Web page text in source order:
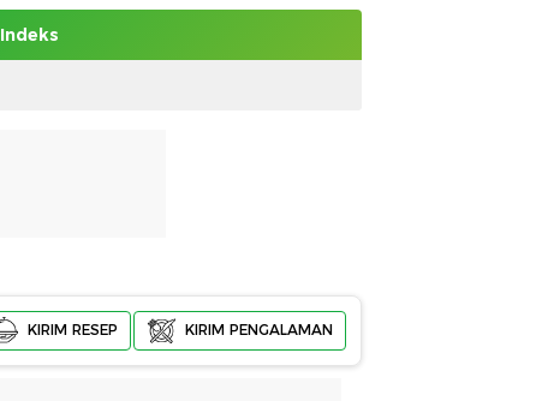
Indeks
KIRIM RESEP KIRIM PENGALAMAN